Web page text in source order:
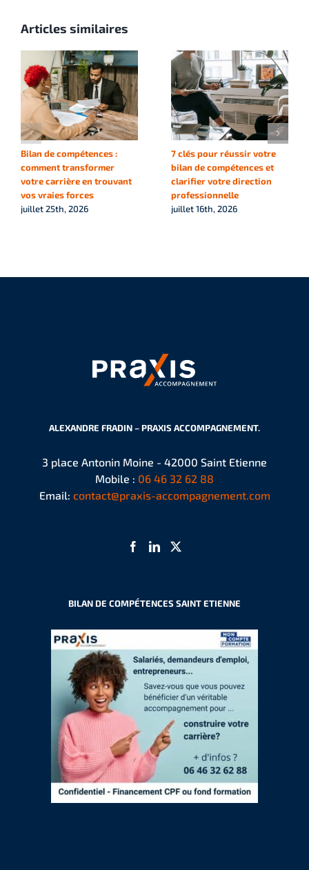
Articles similaires
Bilan de compétences :
comment transformer
votre carrière en trouvant
vos vraies forces
juillet 25th, 2026
7 clés pour réussir votre
bilan de compétences et
clarifier votre direction
professionnelle
juillet 16th, 2026
ALEXANDRE FRADIN – PRAXIS ACCOMPAGNEMENT.
3 place Antonin Moine - 42000 Saint Etienne
Mobile : 06 46 32 62 88
Email: contact@praxis-accompagnement.com
BILAN DE COMPÉTENCES SAINT ETIENNE